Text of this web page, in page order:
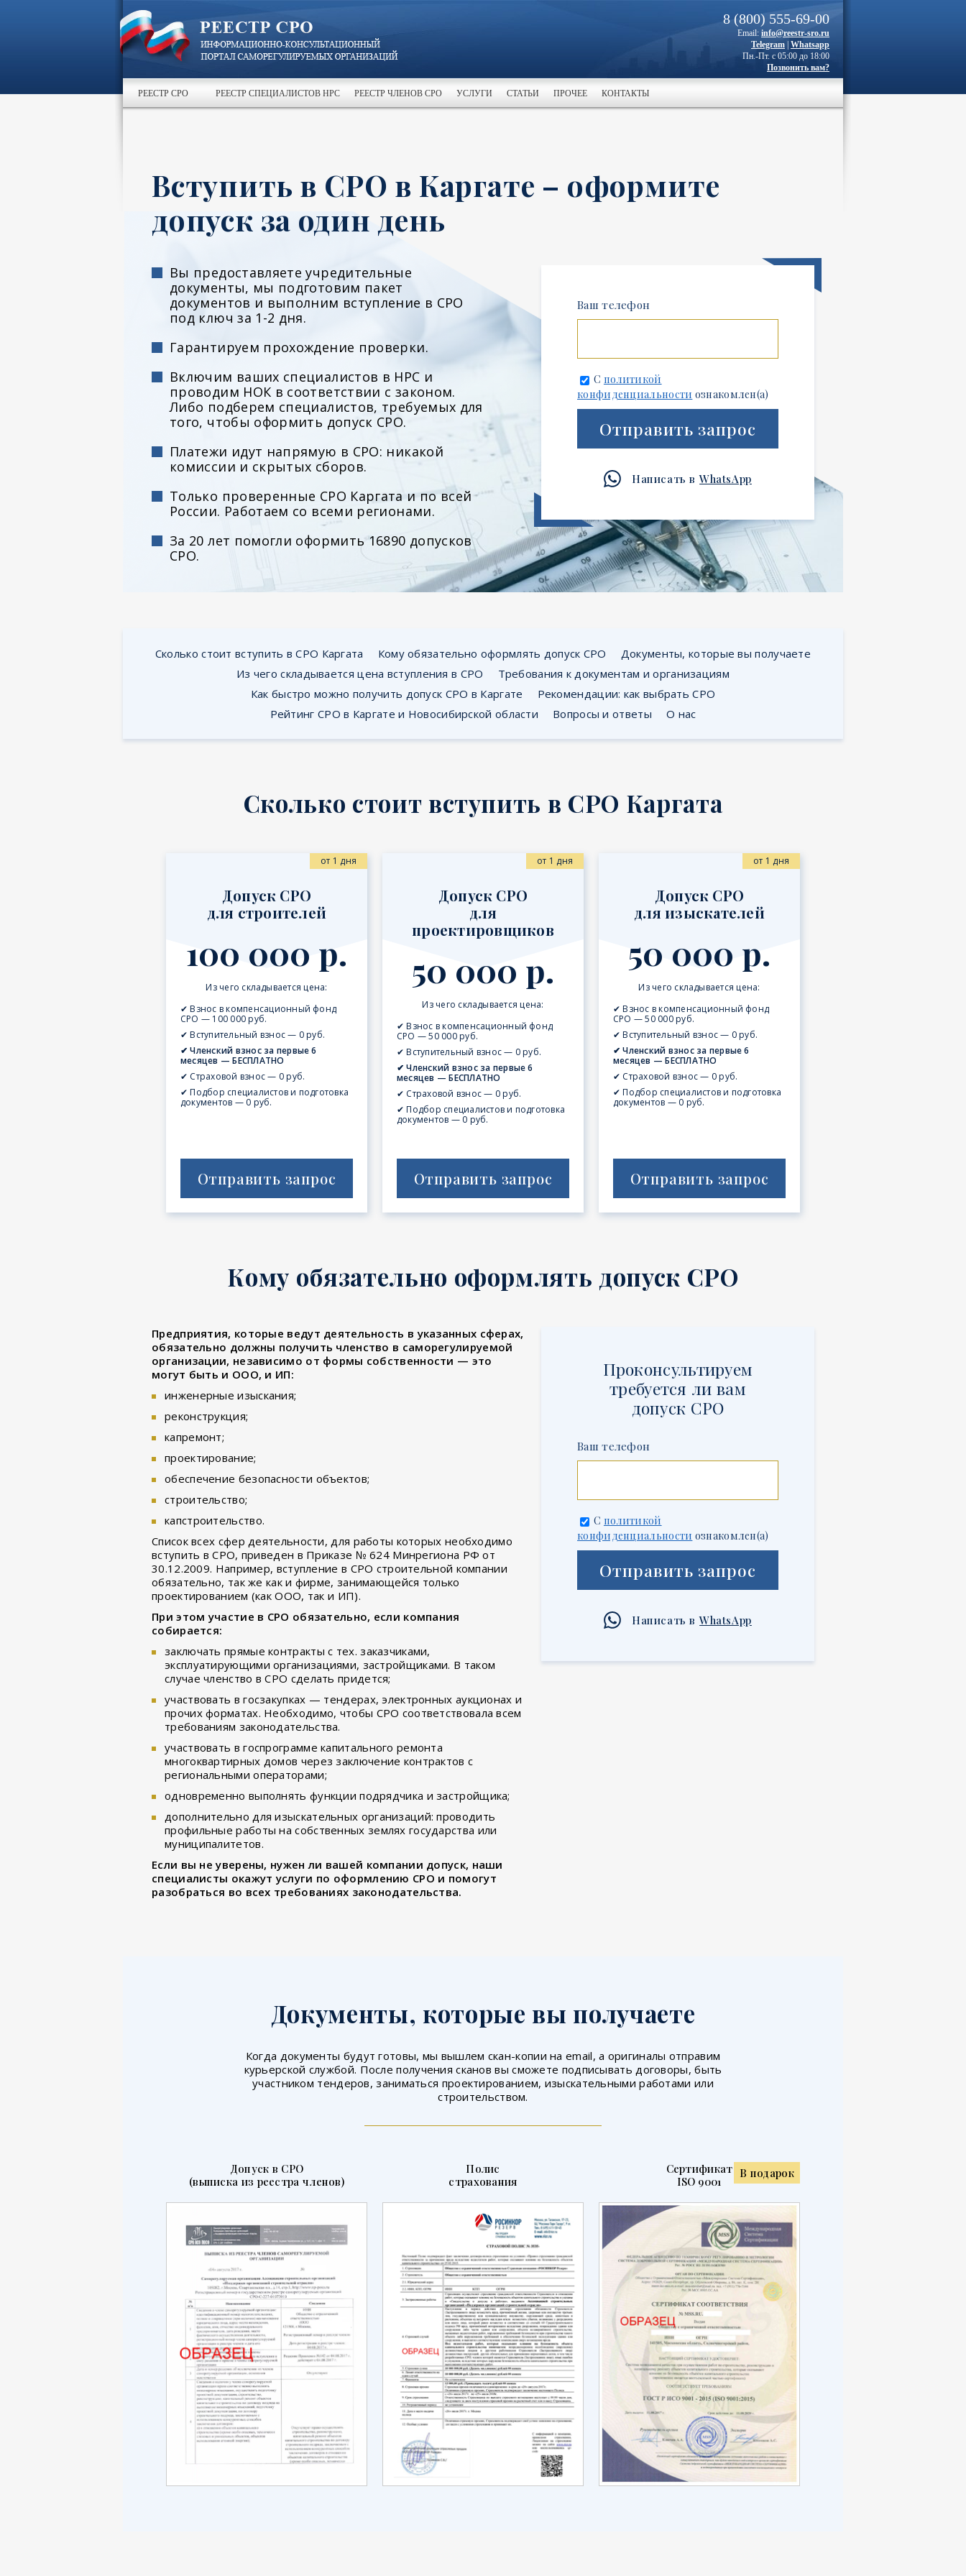
8 (800) 555-69-00
Email: info@reestr-sro.ru
Telegram Whatsapp
Пн.-Пт. с 05:00 до 18:00
Позвонить вам?
РЕЕСТР СРО РЕЕСТР СПЕЦИАЛИСТОВ НРС РЕЕСТР ЧЛЕНОВ СРО УСЛУГИ СТАТЬИ ПРОЧЕЕ КОНТАКТЫ
Вступить в СРО в Каргате – оформите
допуск за один день
Вы предоставляете учредительные
документы, мы подготовим пакет
документов и выполним вступление в СРО
под ключ за 1-2 дня.
Гарантируем прохождение проверки.
Включим ваших специалистов в НРС и
проводим НОК в соответствии с законом.
Либо подберем специалистов, требуемых для
того, чтобы оформить допуск СРО.
Платежи идут напрямую в СРО: никакой
комиссии и скрытых сборов.
Только проверенные СРО Каргата и по всей
России. Работаем со всеми регионами.
За 20 лет помогли оформить 16890 допусков
СРО.
Ваш телефон
С политикой
конфиденциальности ознакомлен(а)
Отправить запрос
Написать в WhatsApp
Сколько стоит вступить в СРО Каргата Кому обязательно оформлять допуск СРО
Документы, которые вы получаете
Из чего складывается цена вступления в СРО
Требования к документам и организациям
Как быстро можно получить допуск СРО в Каргате
Рекомендации: как выбрать СРО
Рейтинг СРО в Каргате и Новосибирской области
Вопросы и ответы О нас
Сколько стоит вступить в СРО Каргата
от 1 дня
Допуск СРО
для строителей
100 000 р.
Из чего складывается цена:
✔ Взнос в компенсационный фонд
СРО — 100 000 руб.
✔ Вступительный взнос — 0 руб.
✔ Членский взнос за первые 6
месяцев — БЕСПЛАТНО
✔ Страховой взнос — 0 руб.
✔ Подбор специалистов и подготовка
документов — 0 руб.
Отправить запрос
от 1 дня
Допуск СРО
для
проектировщиков
50 000 р.
Из чего складывается цена:
✔ Взнос в компенсационный фонд
СРО — 50 000 руб.
✔ Вступительный взнос — 0 руб.
✔ Членский взнос за первые 6
месяцев — БЕСПЛАТНО
✔ Страховой взнос — 0 руб.
✔ Подбор специалистов и подготовка
документов — 0 руб.
Отправить запрос
от 1 дня
Допуск СРО
для изыскателей
50 000 р.
Из чего складывается цена:
✔ Взнос в компенсационный фонд
СРО — 50 000 руб.
✔ Вступительный взнос — 0 руб.
✔ Членский взнос за первые 6
месяцев — БЕСПЛАТНО
✔ Страховой взнос — 0 руб.
✔ Подбор специалистов и подготовка
документов — 0 руб.
Отправить запрос
Кому обязательно оформлять допуск СРО
Предприятия, которые ведут деятельность в указанных сферах,
обязательно должны получить членство в саморегулируемой
организации, независимо от формы собственности — это
могут быть и ООО, и ИП:
инженерные изыскания;
реконструкция;
капремонт;
проектирование;
обеспечение безопасности объектов;
строительство;
капстроительство.
Список всех сфер деятельности, для работы которых необходимо
вступить в СРО, приведен в Приказе № 624 Минрегиона РФ от
30.12.2009. Например, вступление в СРО строительной компании
обязательно, так же как и фирме, занимающейся только
проектированием (как ООО, так и ИП).
При этом участие в СРО обязательно, если компания
собирается:
заключать прямые контракты с тех. заказчиками,
эксплуатирующими организациями, застройщиками. В таком
случае членство в СРО сделать придется;
участвовать в госзакупках — тендерах, электронных аукционах и
прочих форматах. Необходимо, чтобы СРО соответствовала всем
требованиям законодательства.
участвовать в госпрограмме капитального ремонта
многоквартирных домов через заключение контрактов с
региональными операторами;
одновременно выполнять функции подрядчика и застройщика;
дополнительно для изыскательных организаций: проводить
профильные работы на собственных землях государства или
муниципалитетов.
Если вы не уверены, нужен ли вашей компании допуск, наши
специалисты окажут услуги по оформлению СРО и помогут
разобраться во всех требованиях законодательства.
Проконсультируем
требуется ли вам
допуск СРО
Ваш телефон
С политикой
конфиденциальности ознакомлен(а)
Отправить запрос
Написать в WhatsApp
Документы, которые вы получаете
Когда документы будут готовы, мы вышлем скан-копии на email, а оригиналы отправим
курьерской службой. После получения сканов вы сможете подписывать договоры, быть
участником тендеров, заниматься проектированием, изыскательными работами или
строительством.
Допуск в СРО
(выписка из реестра членов)
Полис
страхования
В подарок
Сертификат
ISO 9001